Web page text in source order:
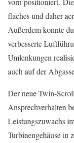
flaches und daher
Außerdem konnte
verbesserte
Umlenkungen
auch auf der
Der neue Twin-
Ansprechverhalten
Leistungszuwachs
Turbinengehäuse in